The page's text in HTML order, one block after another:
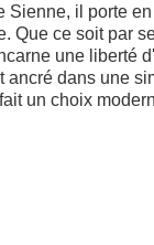
Sienne, il porte
Que ce soit par
une liberté
ancré dans une
un choix